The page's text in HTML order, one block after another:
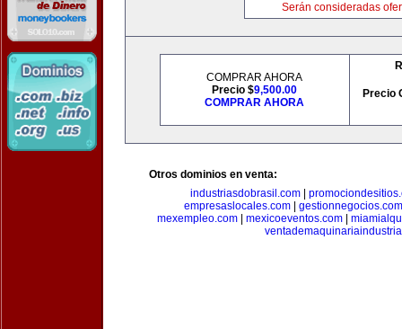
Serán consideradas
COMPRAR AHORA
Precio $9,500.00
COMPRAR AHORA
Precio
Otros dominios en venta:
industriasdobrasil.com|
empresaslocales.com| gestionnegocios.com
mexempleo.com| mexicoeventos.com|